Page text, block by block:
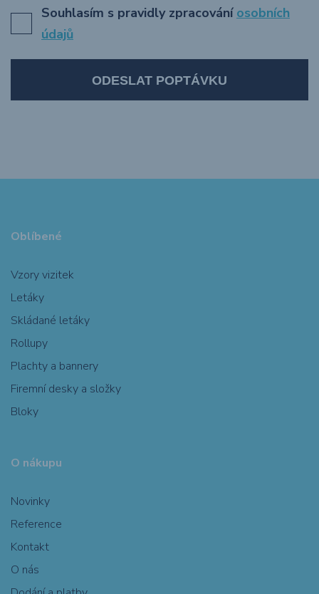
Souhlasím s pravidly zpracování osobních
údajů
ODESLAT POPTÁVKU
Oblíbené
Vzory vizitek
Letáky
Skládané letáky
Rollupy
Plachty a bannery
Firemní desky a složky
Bloky
O nákupu
Novinky
Reference
Kontakt
O nás